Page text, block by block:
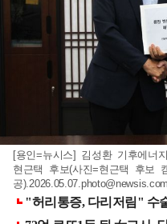
[용인=뉴시스] 김성환 기후에너
현근택 후보(사진=현근택 후보
공).2026.05.07.photo@newsis.com